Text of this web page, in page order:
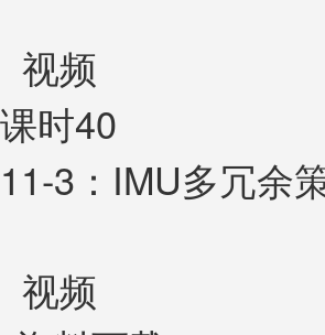
视频
课时40
11-3：IMU多冗余
视频